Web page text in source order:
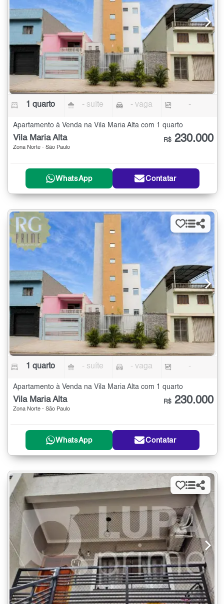
1 quarto - suíte - vaga -
Apartamento à Venda na Vila Maria Alta com 1 quarto
Vila Maria Alta
Zona Norte - São Paulo
R$ 230.000
WhatsApp Contatar
1 quarto - suíte - vaga -
Apartamento à Venda na Vila Maria Alta com 1 quarto
Vila Maria Alta
Zona Norte - São Paulo
R$ 230.000
WhatsApp Contatar